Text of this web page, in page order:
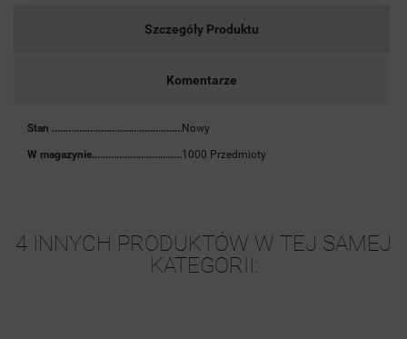
Szczegóły Produktu
Komentarze
Stan Nowy
W magazynie 1000 Przedmioty
4 INNYCH PRODUKTÓW W TEJ SAMEJ
KATEGORII: